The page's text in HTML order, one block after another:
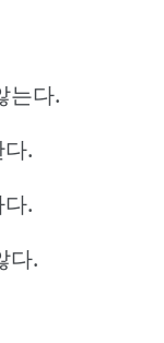
는다.
.
.
다.